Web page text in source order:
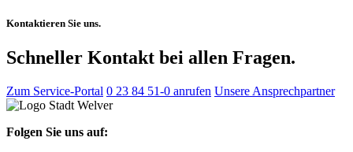
Kontaktieren Sie uns.
Schneller Kontakt bei allen Fragen.
Zum Service-Portal 0 23 84 51-0 anrufen Unsere Ansprechpartner
Folgen Sie uns auf: